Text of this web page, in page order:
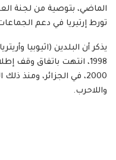
الماضي، بتوصية من لجنة
تورط إرتيريا في دعم الجماعات
يذكر أن البلدين (اثيوبيا
1998، انتهت باتفاق وقف
2000، في الجزائر، ومنذ
واللاحرب.